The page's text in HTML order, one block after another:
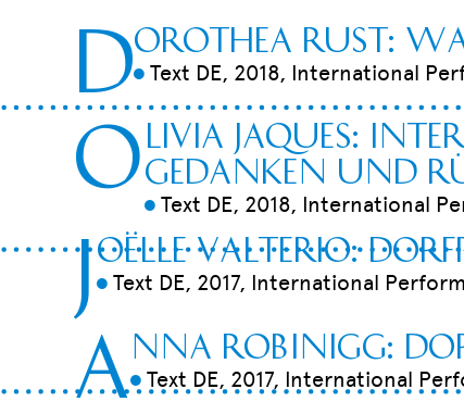
Dorothea Rust:
9 Text DE, 2018, International
Olivia Jaques:
Gedanken und
9 Text DE, 2018, International
Joëlle Valterio:
9 Text DE, 2017, International
Anna Robinigg:
9 Text DE, 2017, International